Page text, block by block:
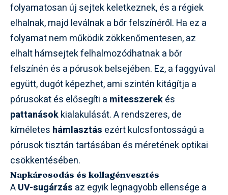
folyamatosan új sejtek keletkeznek, és a régiek
elhalnak, majd leválnak a bőr felszínéről. Ha ez a
folyamat nem működik zökkenőmentesen, az
elhalt hámsejtek felhalmozódhatnak a bőr
felszínén és a pórusok belsejében. Ez, a faggyúval
együtt, dugót képezhet, ami szintén kitágítja a
pórusokat és elősegíti a mitesszerekés
pattanásokkialakulását. A rendszeres, de
kíméletes hámlasztás ezért kulcsfontosságú a
pórusok tisztán tartásában és méretének optikai
csökkentésében.
Napkárosodás és kollagénvesztés
AUV-sugárzás az egyik legnagyobb ellensége a